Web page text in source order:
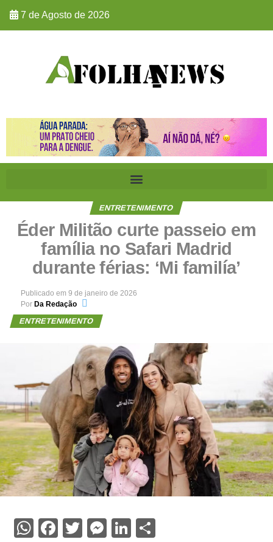
7 de Agosto de 2026
ENTRETENIMENTO
Éder Militão curte passeio em
família no Safari Madrid
durante férias: ‘Mi familía’
Publicado em 9 de janeiro de 2026
Por Da Redação
ENTRETENIMENTO
WhatsApp
Facebook
Twitter
Messenger
LinkedIn
Share